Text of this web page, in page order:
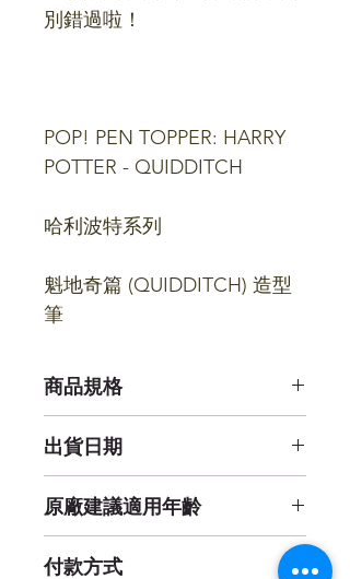
別錯過啦！
POP! PEN TOPPER: HARRY
POTTER - QUIDDITCH
哈利波特系列
魁地奇篇 (QUIDDITCH) 造型
筆
商品規格
出貨日期
原廠建議適用年齡
付款方式